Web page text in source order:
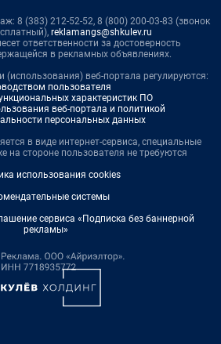
8 (383) 212-52-52, 8 (800) 200-03-83 (звонок
reklamangs@shkulev.ru
ответственности за достоверность
в рекламных объявлениях.
(использования) веб-портала регулируются:
пользователя
характеристик ПО
веб-портала и политикой
персональных данных
в виде интернет-сервиса, специальные
на стороне пользователя не требуются
использования cookies
системы
сервиса «Подписка без баннерной
рекламы»